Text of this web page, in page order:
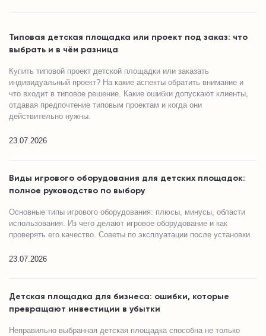
Типовая детская площадка или проект под заказ: что
выбрать и в чём разница
Купить типовой проект детской площадки или заказать
индивидуальный проект? На какие аспекты обратить внимание и
что входит в типовое решение. Какие ошибки допускают клиенты,
отдавая предпочтение типовым проектам и когда они
действительно нужны.
23.07.2026
Виды игрового оборудования для детских площадок:
полное руководство по выбору
Основные типы игрового оборудования: плюсы, минусы, области
использования. Из чего делают игровое оборудование и как
проверять его качество. Советы по эксплуатации после установки.
23.07.2026
Детская площадка для бизнеса: ошибки, которые
превращают инвестиции в убытки
Неправильно выбранная детская площадка способна не только